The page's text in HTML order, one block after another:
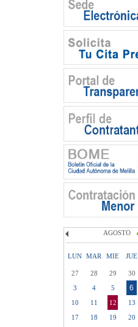
AGOSTO
LUN MAR MIE JUE
27 28 29 30
3
4 5 6
10
11 12 13
17
18 19 20